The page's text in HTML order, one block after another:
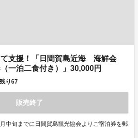
て支援！「日間賀島近海 海鮮会
一泊二食付き）」30,000円
残り67
販売終了
中旬までに日間賀島観光協会よりご宿泊券を郵